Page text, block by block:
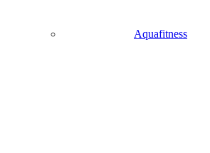
Aquafitness